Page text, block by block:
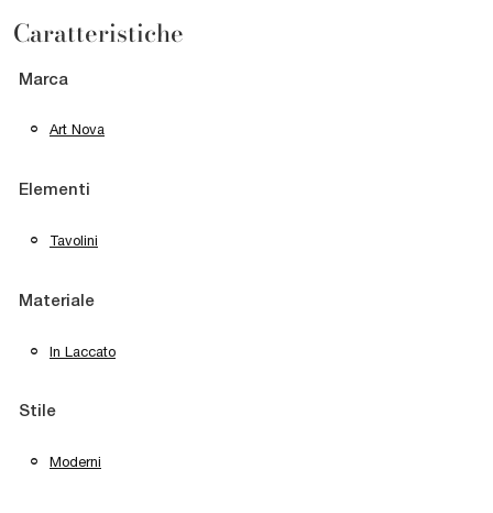
Caratteristiche
Marca
Art Nova
Elementi
Tavolini
Materiale
In Laccato
Stile
Moderni